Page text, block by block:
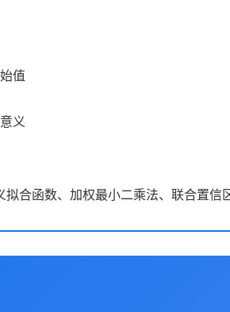
值
义
合函数、加权最小二乘法、联合置信